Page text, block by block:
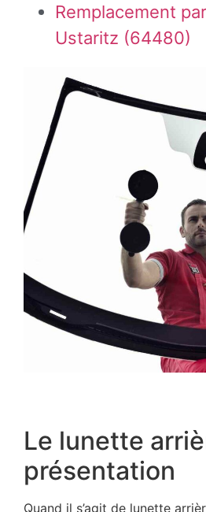
Remplacement
Ustaritz (64480)
Le lunette
présentation
Quand il s’agit de lunette